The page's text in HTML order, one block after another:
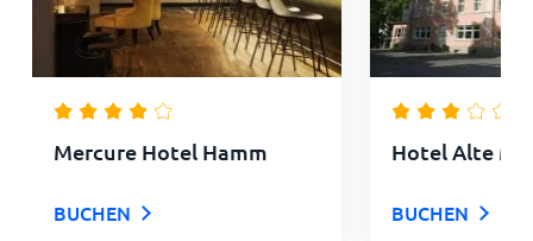
Mercure Hotel Hamm
BUCHEN
Hotel Alte
BUCHEN